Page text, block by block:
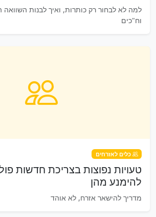
למה לא לבחור רק כותרות, ואיך לבנות השוואה
וח"כים
כלים לאזרחים
טעויות נפוצות בצריכת חדשות
להימנע מהן
מדריך להישאר אזרח, לא אוהד